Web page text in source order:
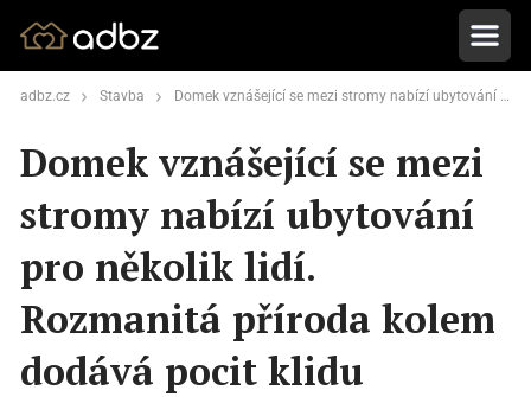
adbz.cz Stavba Domek vznášející se mezi stromy nabízí ubytování pro několik lidí. Rozmanitá příroda kolem dodává pocit klidu
Domek vznášející se mezi
stromy nabízí ubytování
pro několik lidí.
Rozmanitá příroda kolem
dodává pocit klidu